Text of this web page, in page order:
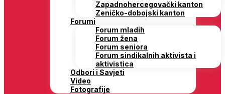
Zapadnohercegovački kanton
Zeničko-dobojski kanton
Forumi
Forum mladih
Forum žena
Forum seniora
Forum sindikalnih aktivista i
aktivistica
Odbori i Savjeti
Video
Fotografije